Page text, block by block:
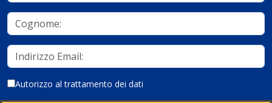
Autorizzo al trattamento dei dati